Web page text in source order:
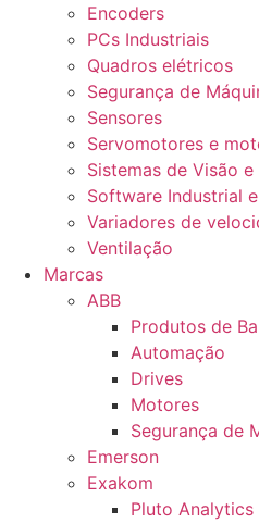
Encoders
PCs Industriais
Quadros elétricos
Segurança de
Sensores
Servomotores e
Sistemas de Visão
Software Industrial
Variadores de
Ventilação
Marcas
ABB
Produtos de
Automação
Drives
Motores
Segurança de
Emerson
Exakom
Pluto Analytics